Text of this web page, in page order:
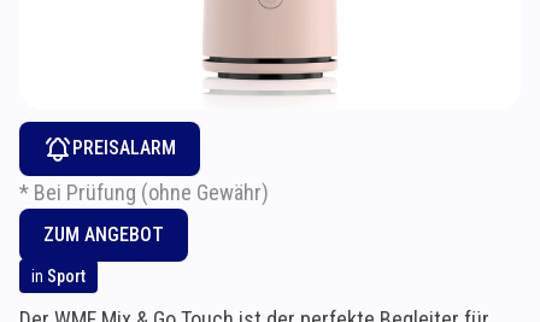
PREISALARM
* Bei Prüfung (ohne Gewähr)
ZUM ANGEBOT
in Sport